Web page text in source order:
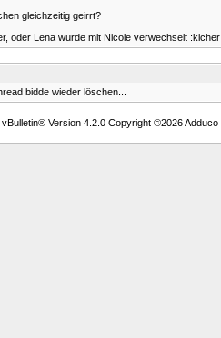
gleichzeitig geirrt?
oder Lena wurde mit Nicole verwechselt :kicher:
bidde wieder löschen...
Version 4.2.0 Copyright ©2026